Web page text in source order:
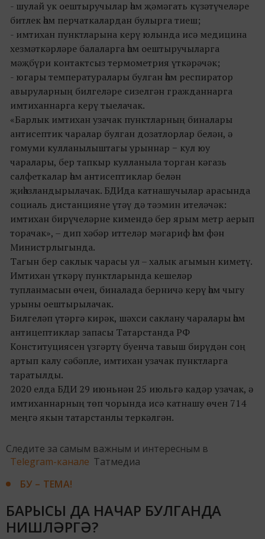
- шулай ук оештыручылар һәм җәмәгать күзәтүчеләре
битлек һәм перчаткалардан булырга тиеш;
- имтихан пунктларына керү юлында исә медицина
хезмәткәрләре балаларга һәм оештыручыларга
мәҗбүри контактсыз термометрия үткәрәчәк;
- югары температуралары булган һәм респиратор
авыруларның билгеләре сизелгән гражданнарга
имтиханнарга керү тыелачак.
«Барлык имтихан узачак пунктларның биналары
антисептик чаралар булган дозатлорлар белән, ә
гомуми кулланылыштагы урыннар − кул юу
чаралары, бер тапкыр кулланыла торган кәгазь
салфеткалар һәм антисептиклар белән
җиһазландырылачак. БДИда катнашучылар арасында
социаль дистанцияне үтәү дә тәэмин ителәчәк:
имтихан бирүчеләрне кимендә бер ярым метр аерып
торачак», – дип хәбәр иттеләр мәгариф һәм фән
Министрлыгында.
Тагын бер саклык чарасы ул – халык агымын киметү.
Имтихан үткәрү пунктларында кешеләр
тупланмасын өчен, биналада берничә керү һәм чыгу
урыны оештырылачак.
Билгеләп үтәргә кирәк, шәхси саклану чаралары һәм
антицептиклар запасы Татарстанда РФ
Конституциясен үзгәртү буенча тавыш бирүдән соң
артып калу сәбәпле, имтихан узачак пунктларга
таратылды.
2020 елда БДИ 29 июньнән 25 июльгә кадәр узачак, ә
имтиханнарның төп чорында исә катнашу өчен 714
меңгә якын татарстанлы теркәлгән.
Следите за самым важным и интересным в
Telegram-канале Татмедиа
БУ – ТЕМА!
БАРЫСЫ ДА НАЧАР БУЛГАНДА
НИШЛӘРГӘ?